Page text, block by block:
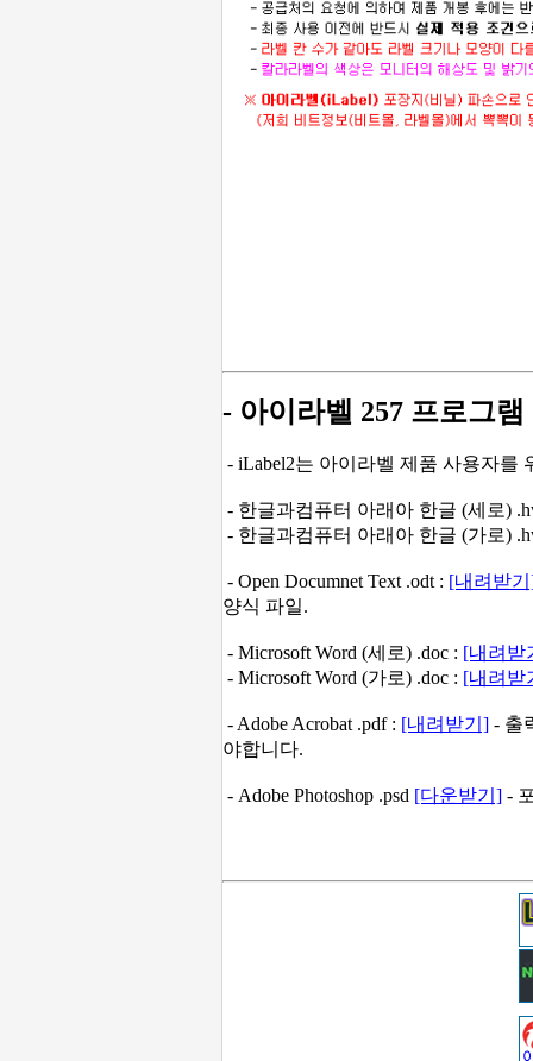
- 아이라벨 257 프로그
- iLabel2는 아이라벨 제품 사용자
- 한글과컴퓨터 아래아 한글 (세로)
- 한글과컴퓨터 아래아 한글 (가로)
- Open Documnet Text .odt : [내려받
양식 파일.
- Microsoft Word (세로) .doc : [내려받
- Microsoft Word (가로) .doc : [내려받
- Adobe Acrobat .pdf : [내려받기] - 출
야합니다.
- Adobe Photoshop .psd [다운받기] -